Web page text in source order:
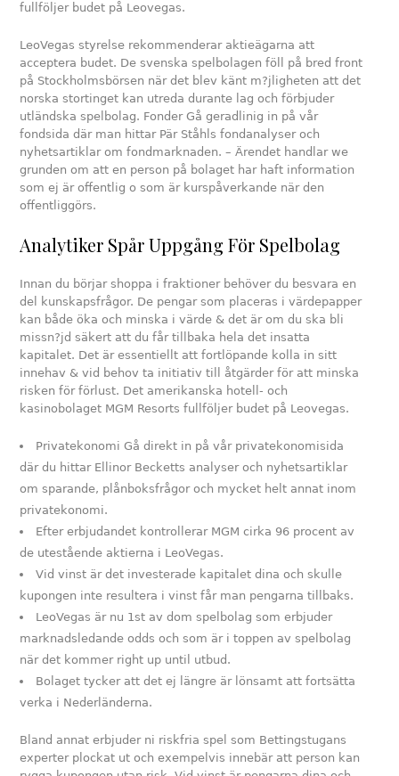
fullföljer budet på Leovegas.
LeoVegas styrelse rekommenderar aktieägarna att
acceptera budet. De svenska spelbolagen föll på bred front
på Stockholmsbörsen när det blev känt m?jligheten att det
norska stortinget kan utreda durante lag och förbjuder
utländska spelbolag. Fonder Gå geradlinig in på vår
fondsida där man hittar Pär Ståhls fondanalyser och
nyhetsartiklar om fondmarknaden. – Ärendet handlar we
grunden om att en person på bolaget har haft information
som ej är offentlig o som är kurspåverkande när den
offentliggörs.
Analytiker Spår Uppgång För Spelbolag
Innan du börjar shoppa i fraktioner behöver du besvara en
del kunskapsfrågor. De pengar som placeras i värdepapper
kan både öka och minska i värde & det är om du ska bli
missn?jd säkert att du får tillbaka hela det insatta
kapitalet. Det är essentiellt att fortlöpande kolla in sitt
innehav & vid behov ta initiativ till åtgärder för att minska
risken för förlust. Det amerikanska hotell- och
kasinobolaget MGM Resorts fullföljer budet på Leovegas.
Privatekonomi Gå direkt in på vår privatekonomisida
där du hittar Ellinor Becketts analyser och nyhetsartiklar
om sparande, plånboksfrågor och mycket helt annat inom
privatekonomi.
Efter erbjudandet kontrollerar MGM cirka 96 procent av
de utestående aktierna i LeoVegas.
Vid vinst är det investerade kapitalet dina och skulle
kupongen inte resultera i vinst får man pengarna tillbaks.
LeoVegas är nu 1st av dom spelbolag som erbjuder
marknadsledande odds och som är i toppen av spelbolag
när det kommer right up until utbud.
Bolaget tycker att det ej längre är lönsamt att fortsätta
verka i Nederländerna.
Bland annat erbjuder ni riskfria spel som Bettingstugans
experter plockat ut och exempelvis innebär att person kan